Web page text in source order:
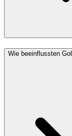
Wie beeinflussten